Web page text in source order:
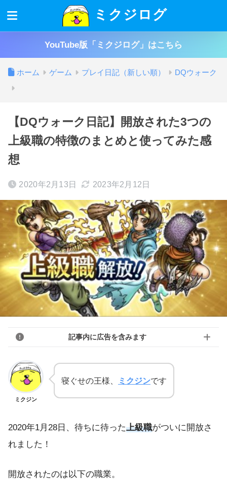
ミクジログ
YouTube版「ミクジログ」はこちら
ホーム ゲーム プレイ日記（新しい順） DQウォーク
【DQウォーク日記】開放された3つの
上級職の特徴のまとめと使ってみた感
想
2020年2月13日 2023年2月12日
記事内に広告を含みます
ミクジン
寝ぐせの王様、 ミクジンです
2020年1月28日、待ちに待った上級職がついに開放さ
れました！
開放されたのは以下の職業。